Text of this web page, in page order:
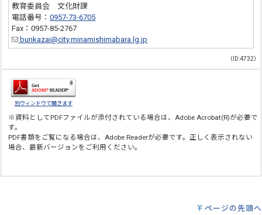
教育委員会 文化財課
電話番号：0957-73-6705
Fax：0957-85-2767
bunkazai@city.minamishimabara.lg.jp
（ID:4732）
別ウィンドウで開きます
※資料としてPDFファイルが添付されている場合は、Adobe Acrobat(R)が必要で
す。
PDF書類をご覧になる場合は、Adobe Readerが必要です。正しく表示されない
場合、最新バージョンをご利用ください。
ページの先頭へ